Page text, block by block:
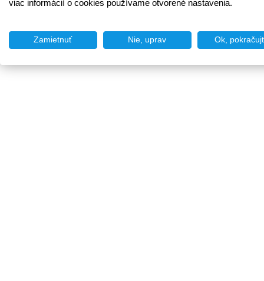
viac informácií o cookies používame otvorené nastavenia.
Zamietnuť Nie, uprav Ok,